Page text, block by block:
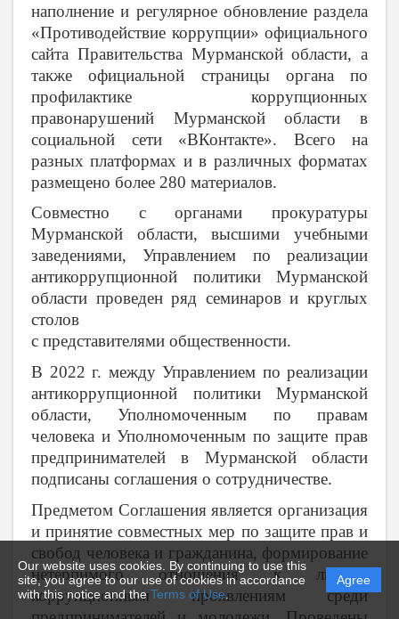
Our website uses cookies. By continuing to use this
site, you agree to our use of cookies in accordance
with this notice and theTerms of Use.
Agree
наполнение и регулярное обновление раздела
«Противодействие коррупции» официального
сайта Правительства Мурманской области, а
также официальной страницы органа по
профилактике коррупционных
правонарушений Мурманской области в
социальной сети «ВКонтакте». Всего на
разных платформах и в различных форматах
размещено более 280 материалов.
Совместно с органами прокуратуры
Мурманской области, высшими учебными
заведениями, Управлением по реализации
антикоррупционной политики Мурманской
области проведен ряд семинаров и круглых
столов
с представителями общественности.
В 2022 г. между Управлением по реализации
антикоррупционной политики Мурманской
области, Уполномоченным по правам
человека и Уполномоченным по защите прав
предпринимателей в Мурманской области
подписаны соглашения о сотрудничестве.
Предметом Соглашения является организация
и принятие совместных мер по защите прав и
свобод человека и гражданина, формирование
нетерпимого отношения к любым
коррупционным проявлениям среди